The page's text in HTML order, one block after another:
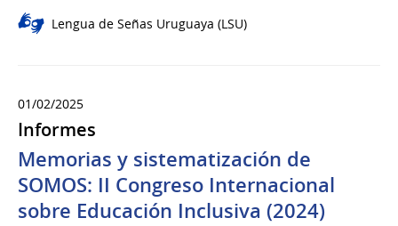
Lengua de Señas Uruguaya (LSU)
01/02/2025
Informes
Memorias y sistematización de
SOMOS: II Congreso Internacional
sobre Educación Inclusiva (2024)